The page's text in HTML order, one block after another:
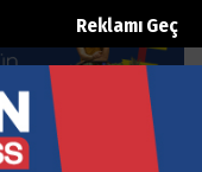
Reklamı Geç